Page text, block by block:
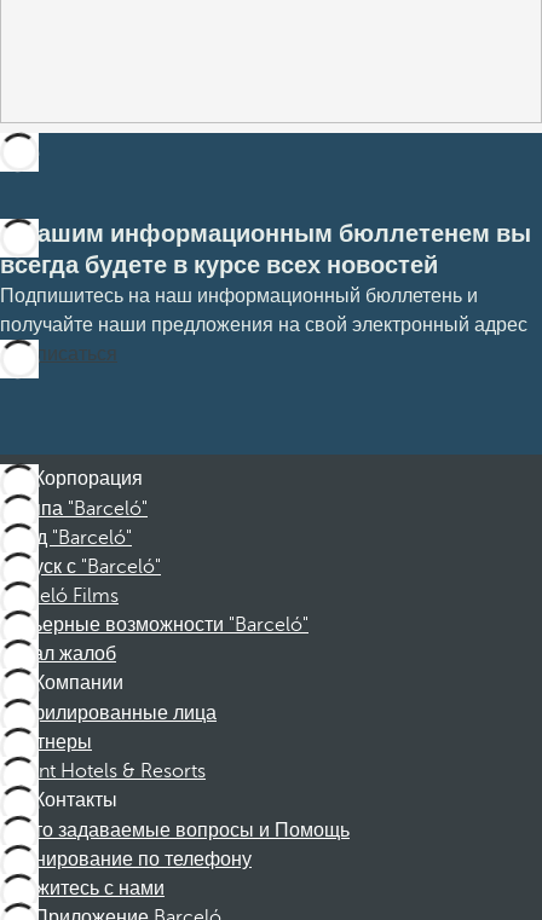
С нашим информационным бюллетенем вы
всегда будете в курсе всех новостей
Подпишитесь на наш информационный бюллетень и
получайте наши предложения на свой электронный адрес
Подписаться
Корпорация
Группа "Barceló"
Фонд "Barceló"
Отпуск с "Barceló"
Barceló Films
Карьерные возможности "Barceló"
Канал жалоб
Компании
Аффилированные лица
Партнеры
Dorint Hotels & Resorts
Контакты
Часто задаваемые вопросы и Помощь
Бронирование по телефону
Свяжитесь с нами